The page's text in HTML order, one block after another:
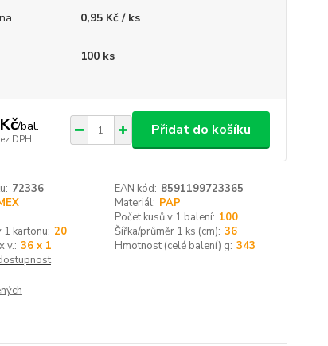
0,95 Kč / ks
100 ks
/bal.
DPH
Přidat do košíku
72336 EAN kód: 8591199723365
Materiál: PAP
Počet kusů v 1 balení: 100
1 kartonu: 20 Šířka/průměr 1 ks (cm): 36
v.: 36 x 1 Hmotnost (celé balení) g: 343